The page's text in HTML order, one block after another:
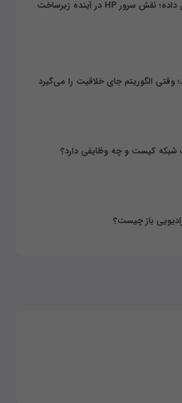
زیر پوست دنیای داده؛ نقش سرور HP در آینده زیرساخت
وقتی الگوریتم جای خلاقیت را می‌گیرد
شبکه کیست و چه وظایفی دارد؟
باز چیست؟